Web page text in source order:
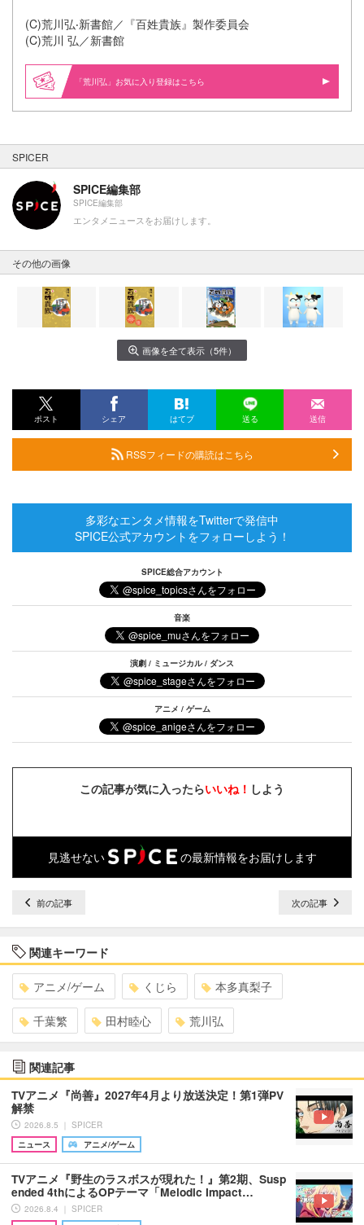
(C)荒川弘‧新書館／『百姓貴族』製作委員会
(C)荒川 弘／新書館
「荒川弘」お気に入り登録はこちら
SPICER
SPICE編集部
SPICE編集部
エンタメニュースをお届けします。
その他の画像
画像を全て表示（5件）
ポスト シェア はてブ 送る 送信
RSSフィードの購読はこちら
多彩なエンタメ情報をTwitterで発信中
SPICE公式アカウントをフォローしよう！
SPICE総合アカウント
音楽
演劇 / ミュージカル / ダンス
アニメ / ゲーム
この記事が気に入ったらいいね！ しよう
見逃せない の最新情報をお届けします
前の記事 次の記事
関連キーワード
アニメ/ゲーム くじら 本多真梨子
千葉繁 田村睦心 荒川弘
関連記事
TVアニメ『尚善』2027年4月より放送決定！第1弾PV
解禁
2026.8.5 ｜ SPICER
ニュース
アニメ/ゲーム
TVアニメ『野生のラスボスが現れた！』第2期、Susp
ended 4thによるOPテーマ「Melodic Impact…
2026.8.4 ｜ SPICER